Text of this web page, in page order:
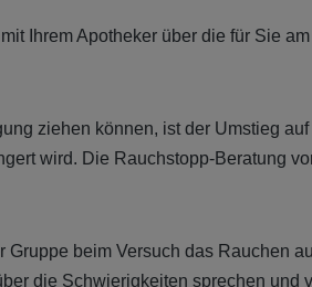
Ihrem Apotheker über die für Sie
ziehen können, ist der Umstieg
wird. Die Rauchstopp-Beratung
beim Versuch das Rauchen
die Schwierigkeiten sprechen und